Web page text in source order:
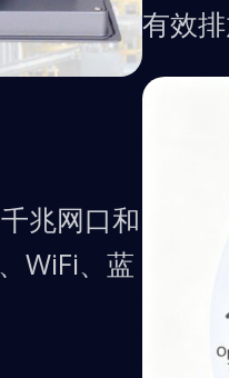
有效
兆网口和
WiFi、蓝